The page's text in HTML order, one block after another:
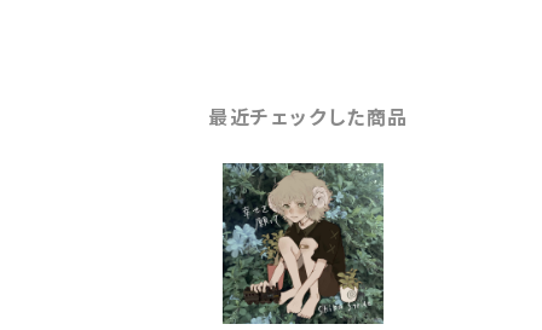
最近チェックした商品